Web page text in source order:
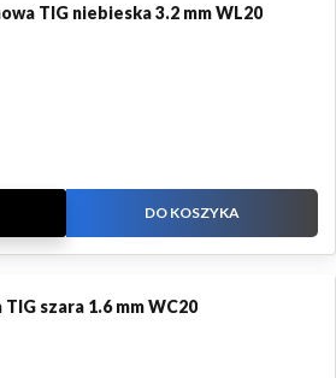
TIG niebieska 3.2 mm WL20
DO KOSZYKA
szara 1.6 mm WC20